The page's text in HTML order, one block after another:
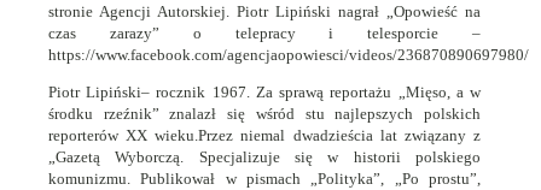
stronie Agencji Autorskiej. Piotr Lipiński nagrał „Opowieść na
czas zarazy” o telepracy i telesporcie –
https://www.facebook.com/agencjaopowiesci/videos/236870890697980/
Piotr Lipiński– rocznik 1967. Za sprawą reportażu „Mięso, a w
środku rzeźnik” znalazł się wśród stu najlepszych polskich
reporterów XX wieku.Przez niemal dwadzieścia lat związany z
„Gazetą Wyborczą. Specjalizuje się w historii polskiego
komunizmu. Publikował w pismach „Polityka”, „Po prostu”,